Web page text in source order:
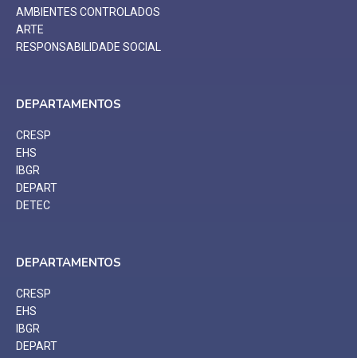
AMBIENTES CONTROLADOS
ARTE
RESPONSABILIDADE SOCIAL
DEPARTAMENTOS
CRESP
EHS
IBGR
DEPART
DETEC
DEPARTAMENTOS
CRESP
EHS
IBGR
DEPART